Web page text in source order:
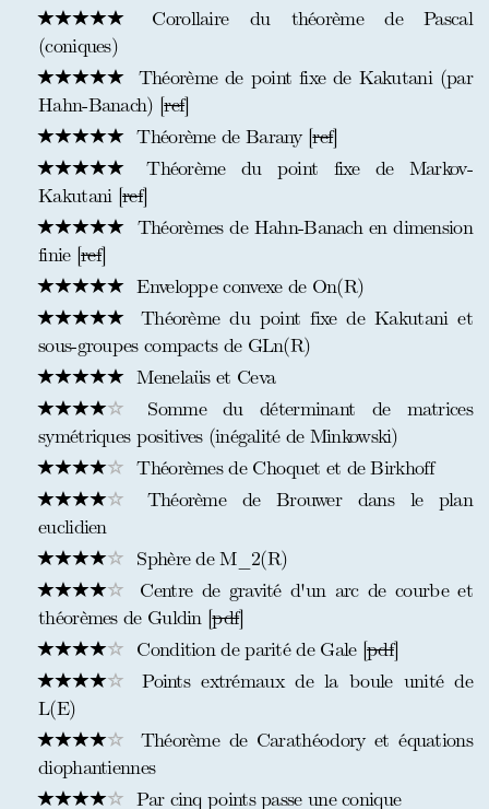
Corollaire du théorème de Pascal
(coniques)
Théorème de point fixe de Kakutani (par
Hahn-Banach) [ref]
Théorème de Barany [ref]
Théorème du point fixe de Markov-
Kakutani [ref]
Théorèmes de Hahn-Banach en dimension
finie [ref]
Enveloppe convexe de On(R)
Théorème du point fixe de Kakutani et
sous-groupes compacts de GLn(R)
Menelaüs et Ceva
Somme du déterminant de matrices
symétriques positives (inégalité de Minkowski)
Théorèmes de Choquet et de Birkhoff
Théorème de Brouwer dans le plan
euclidien
Sphère de M_2(R)
Centre de gravité d'un arc de courbe et
théorèmes de Guldin [pdf]
Condition de parité de Gale [pdf]
Points extrémaux de la boule unité de
L(E)
Théorème de Carathéodory et équations
diophantiennes
Par cinq points passe une conique